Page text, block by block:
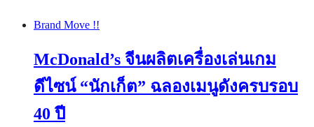
Brand Move !!
McDonald’s จีนผลิตเครื่องเล่นเกม
ดีไซน์ “นักเก็ต” ฉลองเมนูดังครบรอบ
40 ปี